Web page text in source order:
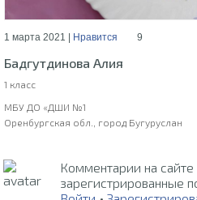
1 марта 2021 | Нравится 9
Бадгутдинова Алия
1 класс
МБУ ДО «ДШИ №1
Оренбургская обл., город Бугуруслан
Комментарии на сайте
зарегистрированные